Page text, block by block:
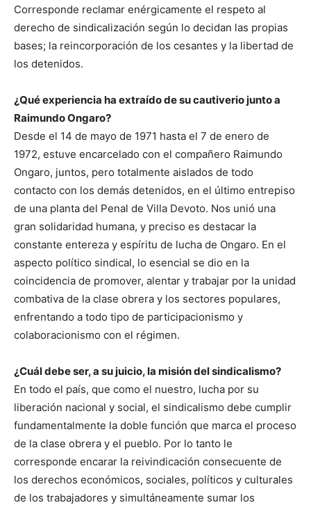
Corresponde reclamar enérgicamente el respeto al
derecho de sindicalización según lo decidan las propias
bases; la reincorporación de los cesantes y la libertad de
los detenidos.
¿Qué experiencia ha extraído de su cautiverio junto a
Raimundo Ongaro?
Desde el 14 de mayo de 1971 hasta el 7 de enero de
1972, estuve encarcelado con el compañero Raimundo
Ongaro, juntos, pero totalmente aislados de todo
contacto con los demás detenidos, en el último entrepiso
de una planta del Penal de Villa Devoto. Nos unió una
gran solidaridad humana, y preciso es destacar la
constante entereza y espíritu de lucha de Ongaro. En el
aspecto político sindical, lo esencial se dio en la
coincidencia de promover, alentar y trabajar por la unidad
combativa de la clase obrera y los sectores populares,
enfrentando a todo tipo de participacionismo y
colaboracionismo con el régimen.
¿Cuál debe ser, a su juicio, la misión del sindicalismo?
En todo el país, que como el nuestro, lucha por su
liberación nacional y social, el sindicalismo debe cumplir
fundamentalmente la doble función que marca el proceso
de la clase obrera y el pueblo. Por lo tanto le
corresponde encarar la reivindicación consecuente de
los derechos económicos, sociales, políticos y culturales
de los trabajadores y simultáneamente sumar los